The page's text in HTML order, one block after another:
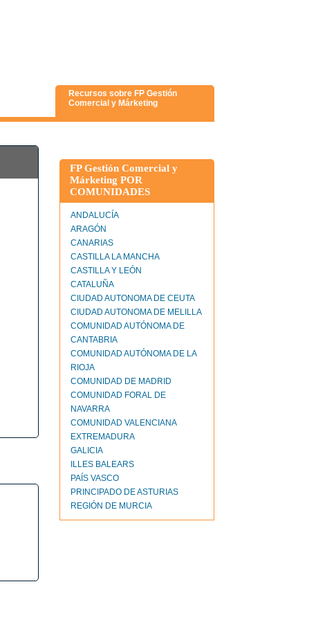
Recursos sobre FP Gestión
Comercial y Márketing
FP Gestión Comercial y
Márketing POR
COMUNIDADES
ANDALUCÍA
ARAGÓN
CANARIAS
CASTILLA LA MANCHA
CASTILLA Y LEÓN
CATALUÑA
CIUDAD AUTONOMA DE CEUTA
CIUDAD AUTONOMA DE MELILLA
COMUNIDAD AUTÓNOMA DE
CANTABRIA
COMUNIDAD AUTÓNOMA DE LA
RIOJA
COMUNIDAD DE MADRID
COMUNIDAD FORAL DE
NAVARRA
COMUNIDAD VALENCIANA
EXTREMADURA
GALICIA
ILLES BALEARS
PAÍS VASCO
PRINCIPADO DE ASTURIAS
REGIÓN DE MURCIA